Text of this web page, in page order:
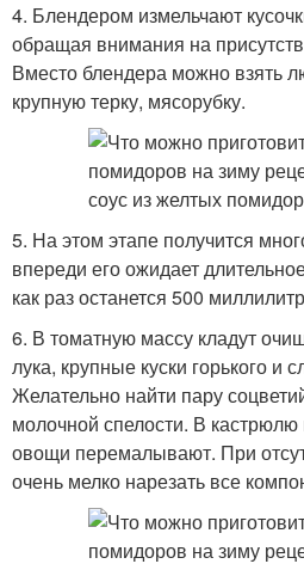
4. Блендером измельчают
обращая внимания на
Вместо блендера можно взять
крупную терку, мясорубку.
5. На этом этапе получится
впереди его ожидает
как раз останется 500
6. В томатную массу кладут
лука, крупные куски горького и
Желательно найти пару
молочной спелости. В
овощи перемалывают. При
очень мелко нарезать все